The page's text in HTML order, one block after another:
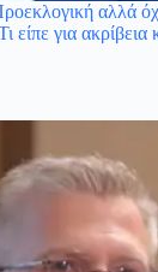
αλλά
είπε για ακρίβεια